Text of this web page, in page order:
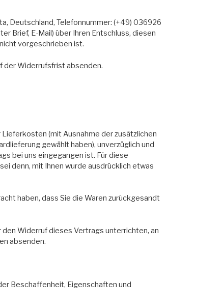
Deutschland, Telefonnummer: (+49) 036926
Brief, E-Mail) über Ihren Entschluss, diesen
vorgeschrieben ist.
der Widerrufsfrist absenden.
Lieferkosten (mit Ausnahme der zusätzlichen
gewählt haben), unverzüglich und
bei uns eingegangen ist. Für diese
denn, mit Ihnen wurde ausdrücklich etwas
haben, dass Sie die Waren zurückgesandt
den Widerruf dieses Vertrags unterrichten, an
absenden.
Beschaffenheit, Eigenschaften und